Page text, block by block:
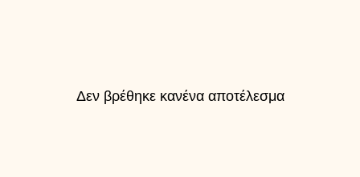
Δεν βρέθηκε κανένα αποτέλεσμα